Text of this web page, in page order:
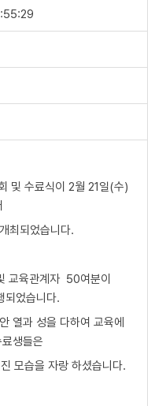
및 수료식이 2월 21일(수)
최되었습니다.
교육관계자 50여분이
되었습니다.
열과 성을 다하여 교육에
생들은
모습을 자랑 하셨습니다.